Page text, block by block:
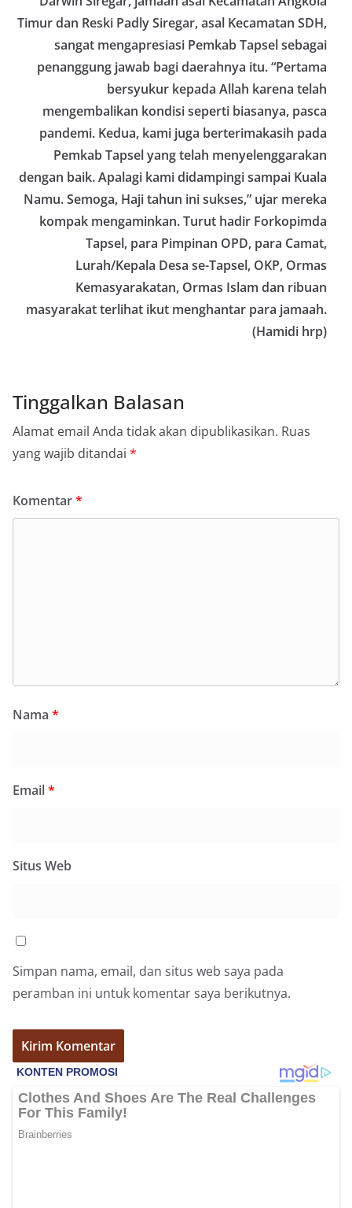
Bhabinkamtibmas di tengah-tengah warga
diharapkan dapat semakin mempererat
hubungan kemitraan antara Polri dan
masyarakat, sekaligus membangun kesadaran
kolektif warga akan pentingnya menjaga
keamanan, ketertiban, dan kekompakan
lingkungan, khususnya dalam menyambut
momentum bersejarah HUT Kemerdekaan
Republik Indonesia.‎Kegiatan sambang ini
rencananya akan terus dilaksanakan secara rutin
oleh Bhabinkamtibmas di wilayah Kelurahan
Sunggal sebagai bagian dari upaya menciptakan
situasi Kamtibmas yang aman dan kondusif,
sekaligus menumbuhkan semangat nasionalisme
warga dalam menyambut Hari Kemerdekaan RI.
Percepat Penanganan Infrastruktur Kota Medan,
Dinas SDABMBK Perkuat Sinergi dengan
Kecamatan
Ketua DPRD Medan Terima Silaturahmi Kapolres
Belawan, Bahas Narkoba, Kriminalitas hingga
Potensi Ekonomi
Bhabinkamtibmas Polsek Medan Sunggal
rangka menyambut Hari Ulang Tahun
Kemerdekaan Republik Indonesia yang ke-81,
Bhabinkamtibmas Kelurahan Sunggal, Aiptu
Muliyadi Suraukur, melaksanakan kegiatan
sambang Door to Door System (DDS) kepada
tersebut berlangsung sejak pukul 09.00 WIB
hingga selesai, menyasar rumah-rumah warga di
penghormatan dan rasa cinta tanah air
Indonesia.‎‎”Kami mengimbau kepada seluruh
warga agar mulai mempersiapkan dan memasang
bendera Merah Putih di depan rumah masing-
penghormatan kita bersama terhadap
perjuangan para pahlawan yang telah merebut
kemerdekaan,” ujar Aiptu Muliyadi Suraukur saat
berdialog dengan warga.‎‎Ia juga menambahkan
agar warga memperhatikan kondisi bendera yang
akan dikibarkan, memastikan bendera dalam
keadaan bersih, tidak sobek, dan layak untuk
dikibarkan sebagai simbol kehormatan
Timur dan Reski Padly Siregar, asal Kecamatan SDH,
sangat mengapresiasi Pemkab Tapsel sebagai
penanggung jawab bagi daerahnya itu. “Pertama
bersyukur kepada Allah karena telah
mengembalikan kondisi seperti biasanya, pasca
pandemi. Kedua, kami juga berterimakasih pada
Pemkab Tapsel yang telah menyelenggarakan
dengan baik. Apalagi kami didampingi sampai Kuala
Namu. Semoga, Haji tahun ini sukses,” ujar mereka
kompak mengaminkan. Turut hadir Forkopimda
Tapsel, para Pimpinan OPD, para Camat,
Lurah/Kepala Desa se-Tapsel, OKP, Ormas
Kemasyarakatan, Ormas Islam dan ribuan
masyarakat terlihat ikut menghantar para jamaah.
(Hamidi hrp)
Tinggalkan Balasan
Alamat email Anda tidak akan dipublikasikan. Ruas
yang wajib ditandai *
Komentar*
Nama *
Email*
Situs Web
Simpan nama, email, dan situs web saya pada
peramban ini untuk komentar saya berikutnya.